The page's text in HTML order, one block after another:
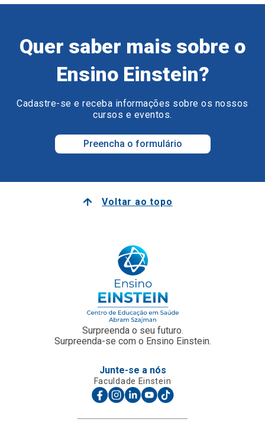
Quer saber mais sobre o
Ensino Einstein?
Cadastre-se e receba informações sobre os nossos
cursos e eventos.
Preencha o formulário
Voltar ao topo
Surpreenda o seu futuro.
Surpreenda-se com o Ensino Einstein.
Junte-se a nós
Faculdade Einstein